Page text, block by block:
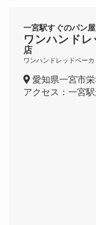
一宮駅すぐのパン屋
ワンハンド
店
ワンハンドレッドベー
愛知県一宮市
アクセス：一宮